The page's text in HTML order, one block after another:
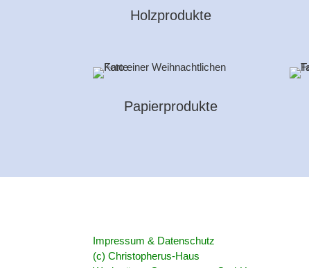
Holzprodukte
Papierprodukte
Impressum & Datenschutz
(c) Christopherus-Haus